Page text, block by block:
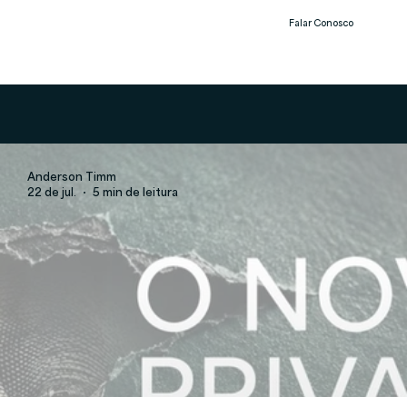
Falar Conosco
Anderson Timm
22 de jul.
5 min de leitura